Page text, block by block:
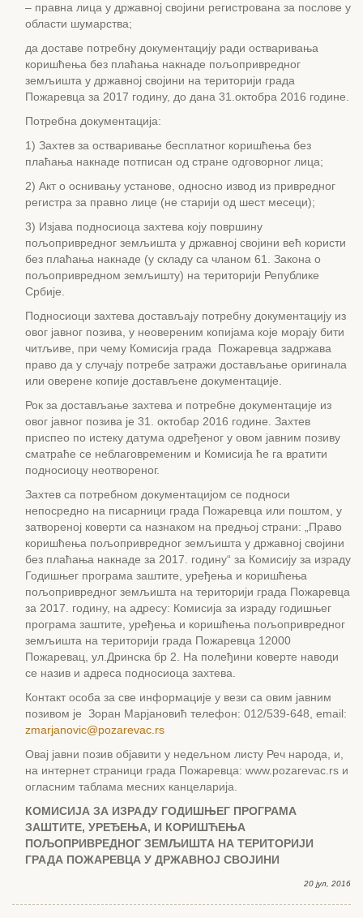
– правнa лицa у државној својини регистрована за послове у
области шумарства;
да доставе потребну документацију ради остваривања
коришћења без плаћања накнаде пољопривредног
земљишта у државној својини на територији града
Пожаревца за 2017 годину, до дана 31.октобра 2016 године.
Потребна документација:
1) Захтев за остваривање бесплатног коришћења без
плаћања накнаде потписан од стране одговорног лица;
2) Акт о оснивању установе, односно извод из привредног
регистра за правно лице (не старији од шест месеци);
3) Изјава подносиоца захтева коју површину
пољопривредног земљишта у државној својини већ користи
без плаћања накнаде (у складу са чланом 61. Закона о
пољопривредном земљишту) на територији Републике
Србије.
Подносиоци захтева достављају потребну документацију из
овог јавног позива, у неовереним копијама које морају бити
читљиве, при чему Комисија града Пожаревца задржава
право да у случају потребе затражи достављање оригинала
или оверене копије достављене документације.
Рок за достављање захтева и потребне документације из
овог јавног позива је 31. октобар 2016 године. Захтев
приспео по истеку датума одређеног у овом јавним позиву
сматраће се неблаговременим и Комисија ће га вратити
подносиоцу неотвореног.
Захтев са потребном документацијом се подноси
непосредно на писарници града Пожаревца или поштом, у
затвореној коверти са назнаком на предњој страни: „Право
коришћења пољопривредног земљишта у државној својини
без плаћања накнаде за 2017. годину“ за Комисију за израду
Годишњег програма заштите, уређења и коришћења
пољопривредног земљишта на територији града Пожаревца
за 2017. годину, на адресу: Комисија за израду годишњег
програма заштите, уређења и коришћења пољопривредног
земљишта на територији града Пожаревца 12000
Пожаревац, ул.Дринска бр 2. На полеђини коверте наводи
се назив и адреса подносиоца захтева.
Контакт особа за све информације у вези са овим јавним
позивом је Зоран Марјановић телефон: 012/539-648, email:
zmarjanovic@pozarevac.rs
Овај јавни позив објавити у недељном листу Реч народа, и,
на интернет страници града Пожаревца: www.pozarevac.rs и
огласним таблама месних канцеларија.
КОМИСИЈА ЗА ИЗРАДУ ГОДИШЊЕГ ПРОГРАМА
ЗАШТИТЕ, УРЕЂЕЊА, И КОРИШЋЕЊА
ПОЉОПРИВРЕДНОГ ЗЕМЉИШТА НА ТЕРИТОРИЈИ
ГРАДА ПОЖАРЕВЦА У ДРЖАВНОЈ СВОЈИНИ
20 јул, 2016